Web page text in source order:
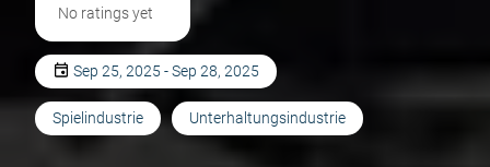
No ratings yet
Sep 25, 2025 - Sep 28, 2025
Spielindustrie Unterhaltungsindustrie